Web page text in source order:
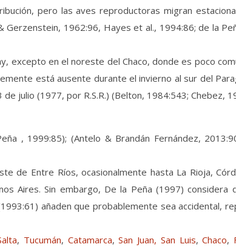
pero las aves reproductoras migran
1962:96, Hayes et al., 1994:86; de la
excepto en el noreste del Chaco, donde es poco
está ausente durante el invierno al sur del
julio (1977, por R.S.R.) (Belton, 1984:543; Chebez,
, 1999:85); (Antelo & Brandán Fernández,
de Entre Ríos, ocasionalmente hasta La Rioja,
Aires. Sin embargo, De la Peña (1997)
añaden que probablemente sea accidental,
, Tucumán, Catamarca,San Juan, San Luis,Chaco,